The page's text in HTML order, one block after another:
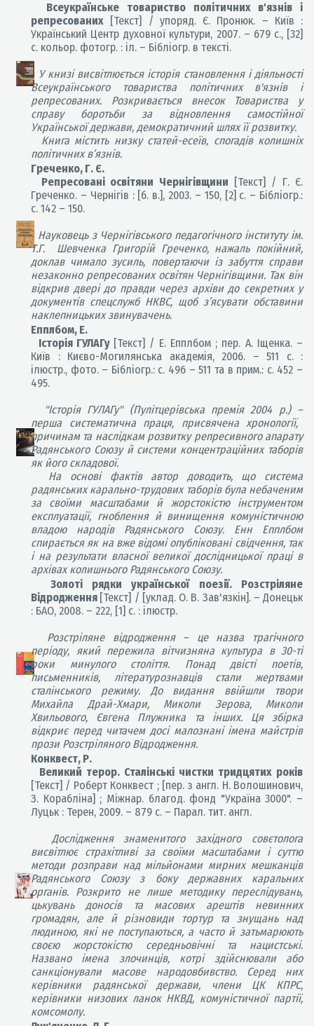
Всеукраїнське товариство політичних в'язнів і
репресованих [Текст] / упоряд. Є. Пронюк. – Київ :
Український Центр духовної культури, 2007. – 679 с., [32]
с. кольор. фотогр. : іл. – Бібліогр. в тексті.
У книзі висвітлюється історія становлення і діяльності
Всеукраїнського товариства політичних в'язнів і
репресованих. Розкривається внесок Товариства у
справу боротьби за відновлення самостійної
Української держави, демократичний шлях її розвитку.
Книга містить низку статей-есеїв, спогадів колишніх
політичних в’язнів.
Греченко, Г. Є.
Репресовані освітяни Чернігівщини [Текст] / Г. Є.
Греченко. – Чернігів : [б. в.], 2003. – 150, [2] с. – Бібліогр.:
с. 142 – 150.
Науковець з Чернігівського педагогічного інституту ім.
Т.Г. Шевченка Григорій Греченко, нажаль покійний,
доклав чимало зусиль, повертаючи із забуття справи
незаконно репресованих освітян Чернігівщини. Так він
відкрив двері до правди через архіви до секретних у
документів спецслужб НКВС, щоб з’ясувати обставини
наклепницьких звинувачень.
Епплбом, Е.
Історія ГУЛАГу [Текст] / Е. Епплбом ; пер. А. Іщенка. –
Київ : Києво-Могилянська академія, 2006. – 511 с. :
ілюстр., фото. – Бібліогр.: с. 496 – 511 та в прим.: с. 452 –
495.
"Історія ГУЛАГу" (Пулітцерівська премія 2004 р.) –
перша систематична праця, присвячена хронології,
причинам та наслідкам розвитку репресивного апарату
Радянського Союзу й системи концентраційних таборів
як його складової.
На основі фактів автор доводить, що система
радянських карально-трудових таборів була небаченим
за своїми масштабами й жорстокістю інструментом
експлуатації, гноблення й винищення комуністичною
владою народів Радянського Союзу. Енн Епплбом
спирається як на вже відомі опубліковані свідчення, так
і на результати власної великої дослідницької праці в
архівах колишнього Радянського Союзу.
Золоті рядки української поезії. Розстріляне
Відродження [Текст] / [уклад. О. В. Зав'язкін]. – Донецьк
: БАО, 2008. – 222, [1] с. : ілюстр.
Розстріляне відродження – це назва трагічного
періоду, який пережила вітчизняна культура в 30-ті
роки минулого століття. Понад двісті поетів,
письменників, літературознавців стали жертвами
сталінського режиму. До видання ввійшли твори
Михайла Драй-Хмари, Миколи Зерова, Миколи
Хвильового, Євгена Плужника та інших. Ця збірка
відкриє перед читачем досі малознані імена майстрів
прози Розстріляного Відродження.
Конквест, Р.
Великий терор. Сталінські чистки тридцятих років
[Текст] / Роберт Конквест ; [пер. з англ. Н. Волошинович,
З. Корабліна] ; Міжнар. благод. фонд "Україна 3000". –
Луцьк : Терен, 2009. – 879 с. – Парал. тит. англ.
Дослідження знаменитого західного совєтолога
висвітлює страхітливі за своїми масштабами і суттю
методи розправи над мільйонами мирних мешканців
Радянського Союзу з боку державних каральних
органів. Розкрито не лише методику переслідувань,
цькувань доносів та масових арештів невинних
громадян, але й різновиди тортур та знущань над
людиною, які не поступаються, а часто й затьмарюють
своєю жорстокістю середньовічні та нацистські.
Названо імена злочинців, котрі здійснювали або
санкціонували масове народовбивство. Серед них
керівники радянської держави, члени ЦК КПРС,
керівники низових ланок НКВД, комуністичної партії,
комсомолу.